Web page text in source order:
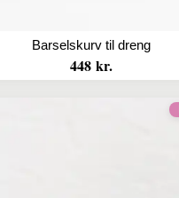
Barselskurv til dreng
448 kr.